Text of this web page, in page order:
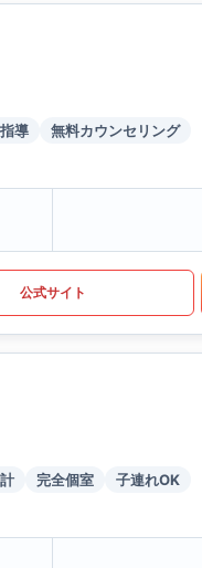
導 無料カウンセリング
公式サイト
完全個室 子連れOK